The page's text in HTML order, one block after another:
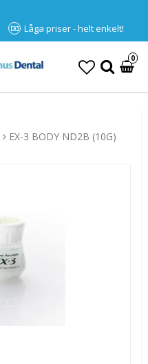
Låga priser - helt enkelt!
0
EX-3 BODY ND2B (10G)